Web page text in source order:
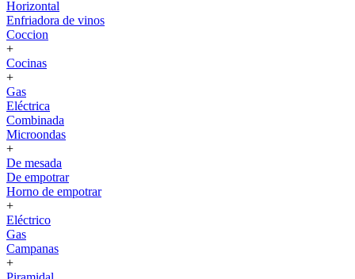
Horizontal
Enfriadora de vinos
Coccion
+
Cocinas
+
Gas
Eléctrica
Combinada
Microondas
+
De mesada
De empotrar
Horno de empotrar
+
Eléctrico
Gas
Campanas
+